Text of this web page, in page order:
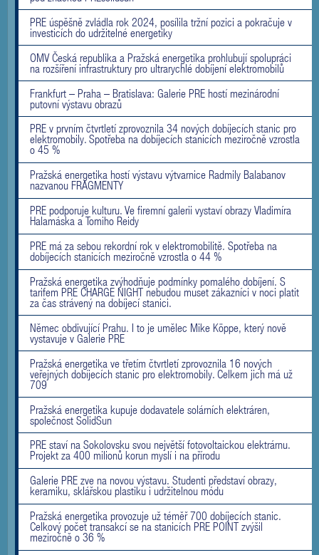
PRE úspěšně zvládla rok 2024, posílila tržní pozici a pokračuje v
investicích do udržitelné energetiky
OMV Česká republika a Pražská energetika prohlubují spolupráci
na rozšíření infrastruktury pro ultrarychlé dobíjení elektromobilů
Frankfurt – Praha – Bratislava: Galerie PRE hostí mezinárodní
putovní výstavu obrazů
PRE v prvním čtvrtletí zprovoznila 34 nových dobíjecích stanic pro
elektromobily. Spotřeba na dobíjecích stanicích meziročně vzrostla
o 45 %
Pražská energetika hostí výstavu výtvarnice Radmily Balabanov
nazvanou FRAGMENTY
PRE podporuje kulturu. Ve firemní galerii vystaví obrazy Vladimíra
Halamáska a Tomiho Reidy
PRE má za sebou rekordní rok v elektromobilitě. Spotřeba na
dobíjecích stanicích meziročně vzrostla o 44 %
Pražská energetika zvýhodňuje podmínky pomalého dobíjení. S
tarifem PRE CHARGE NIGHT nebudou muset zákazníci v noci platit
za čas strávený na dobíjecí stanici.
Němec obdivující Prahu. I to je umělec Mike Köppe, který nově
vystavuje v Galerie PRE
Pražská energetika ve třetím čtvrtletí zprovoznila 16 nových
veřejných dobíjecích stanic pro elektromobily. Celkem jich má už
709
Pražská energetika kupuje dodavatele solárních elektráren,
společnost SolidSun
PRE staví na Sokolovsku svou největší fotovoltaickou elektrárnu.
Projekt za 400 milionů korun myslí i na přírodu
Galerie PRE zve na novou výstavu. Studenti představí obrazy,
keramiku, sklářskou plastiku i udržitelnou módu
Pražská energetika provozuje už téměř 700 dobíjecích stanic.
Celkový počet transakcí se na stanicích PRE POINT zvýšil
meziročně o 36 %